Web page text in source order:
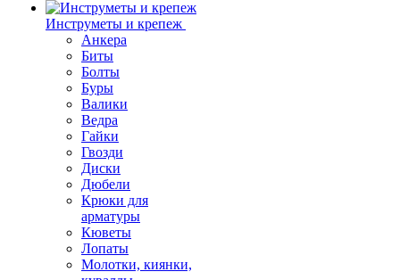
Инструметы и крепеж
Анкера
Биты
Болты
Буры
Валики
Ведра
Гайки
Гвозди
Диски
Дюбели
Крюки для
арматуры
Кюветы
Лопаты
Молотки, киянки,